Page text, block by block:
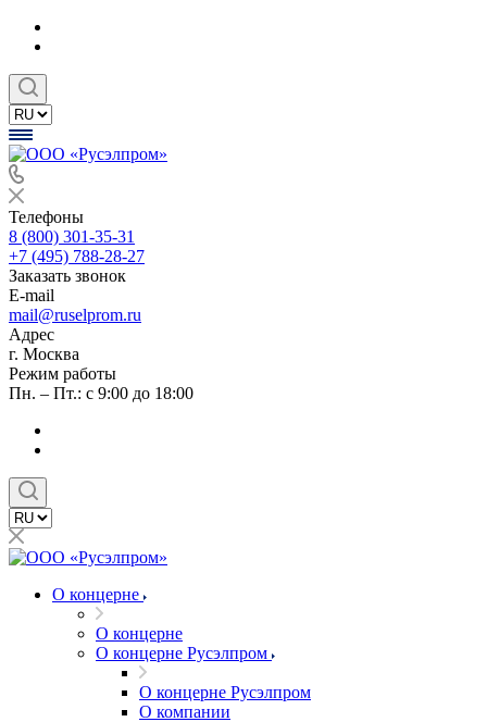
Телефоны
8 (800) 301-35-31
+7 (495) 788-28-27
Заказать звонок
E-mail
mail@ruselprom.ru
Адрес
г. Москва
Режим работы
Пн. – Пт.: с 9:00 до 18:00
О концерне
О концерне
О концерне Русэлпром
О концерне Русэлпром
О компании